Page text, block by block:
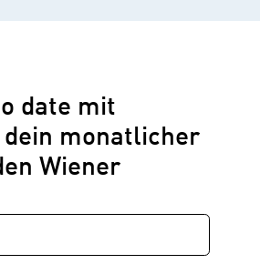
date mit
dein monatlicher
Wiener